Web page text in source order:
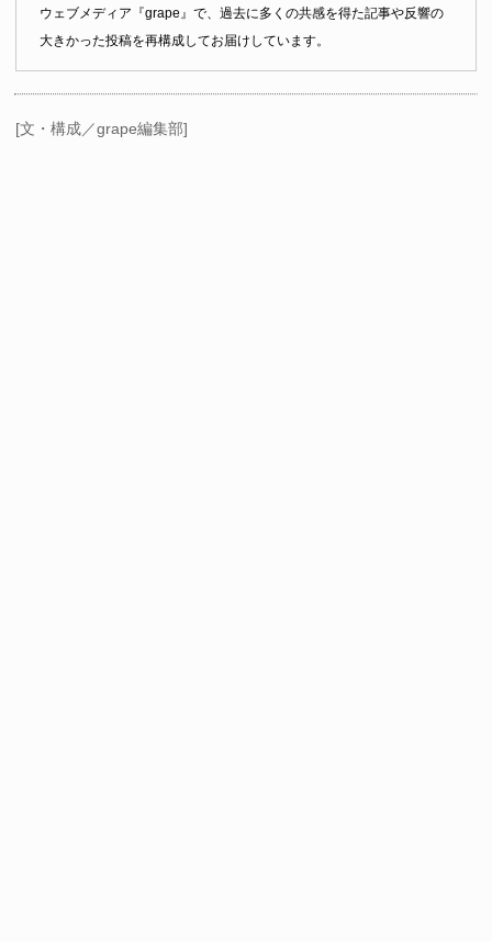
ウェブメディア『grape』で、過去に多くの共感を得た記事や反響の
大きかった投稿を再構成してお届けしています。
[文・構成／grape編集部]